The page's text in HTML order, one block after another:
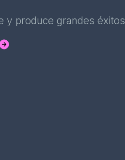
y produce grandes éxitos